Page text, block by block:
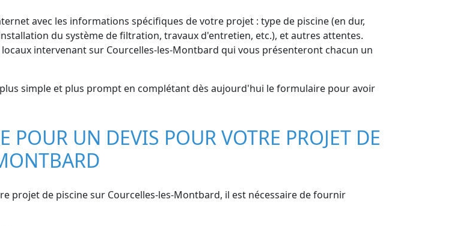
avec les informations spécifiques de votre projet : type de piscine (en dur,
du système de filtration, travaux d'entretien, etc.), et autres attentes.
intervenant sur Courcelles-les-Montbard qui vous présenteront chacun un
simple et plus prompt en complétant dès aujourd'hui le formulaire pour avoir
UN DEVIS POUR VOTRE PROJET DE
projet de piscine sur Courcelles-les-Montbard, il est nécessaire de fournir